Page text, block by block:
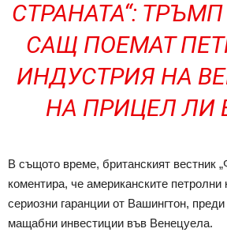
СТРАНАТА“:
САЩ ПОЕМАТ
ИНДУСТРИЯ НА
НА ПРИЦЕЛ ЛИ
В същото време, британският вестник
коментира, че американските
сериозни гаранции от Вашингтон,
мащабни инвестиции във Венецуела.